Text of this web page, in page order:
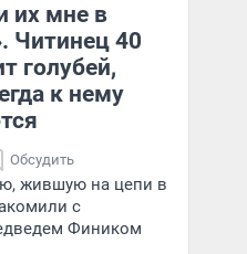
их мне в
Читинец 40
голубей,
к нему
Обсудить
жившую на цепи в
с
Фиником